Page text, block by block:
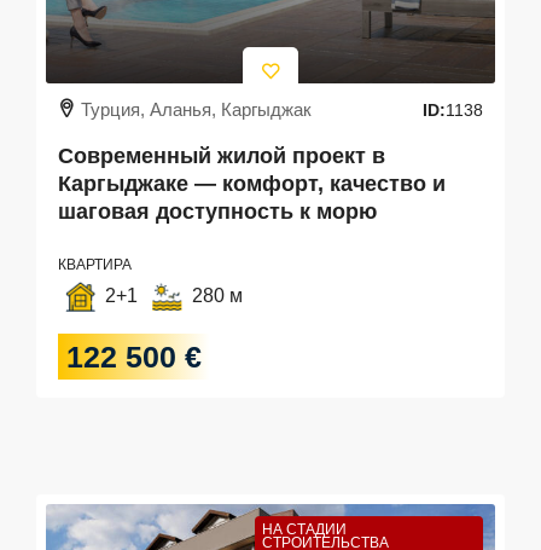
Турция, Аланья, Каргыджак ID:1138
Современный жилой проект в
Каргыджаке — комфорт, качество и
шаговая доступность к морю
КВАРТИРА
2+1 280 м
122 500 €
НА СТАДИИ
СТРОИТЕЛЬСТВА